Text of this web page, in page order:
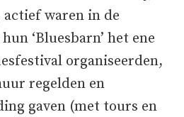
actief waren in de
‘Bluesbarn’ het ene
organiseerden,
regelden en
gaven (met tours en